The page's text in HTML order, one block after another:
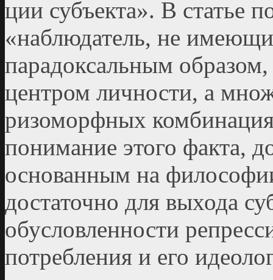
ции субъекта». В статье
«наблюдатель, не
парадоксальным
центром личности, а
ризоморфных
понимание этого факта,
основанным на
достаточно для выхода
обусловленности
потребления и его